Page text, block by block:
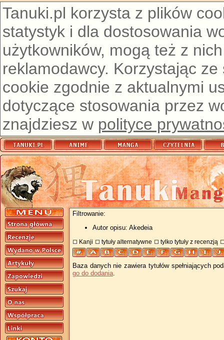
Tanuki.pl korzysta z plików
statystyk i dla dostosowania
użytkowników, mogą też z
reklamodawcy. Korzystając
cookie zgodnie z aktualnymi
dotyczące stosowania przez
znajdziesz w polityce
Filtrowanie:
Autor opisu: Akedeia
Kanji tytuły alternatywne tylko tytuły z recenzją
Baza danych nie zawiera tytułów spełniających
go do dodania.